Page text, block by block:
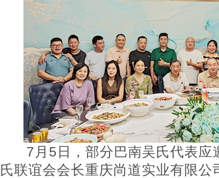
7月5日，部分巴南吴氏代表应
氏联谊会会长重庆尚道实业有限公